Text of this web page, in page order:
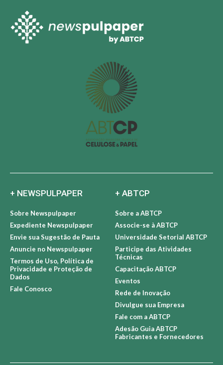
+ NEWSPULPAPER
Sobre Newspulpaper
Expediente Newspulpaper
Envie sua Sugestão de Pauta
Anuncie no Newspulpaper
Termos de Uso, Política de
Privacidade e Proteção de
Dados
Fale Conosco
+ ABTCP
Sobre a ABTCP
Associe-se à ABTCP
Universidade Setorial ABTCP
Participe das Atividades
Técnicas
Capacitação ABTCP
Eventos
Rede de Inovação
Divulgue sua Empresa
Fale com a ABTCP
Adesão Guia ABTCP
Fabricantes e Fornecedores